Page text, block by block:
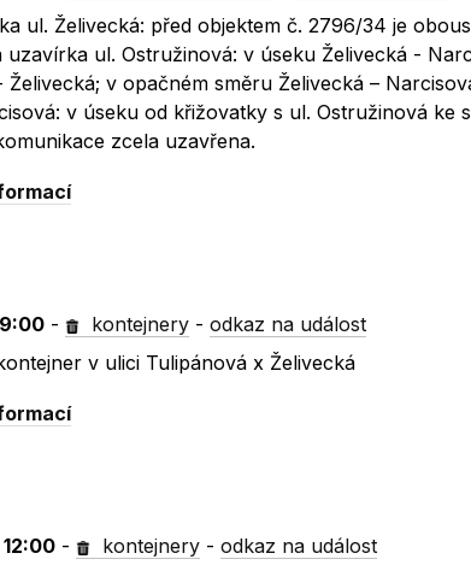
ul. Želivecká: před objektem č. 2796/34 je
uzavírka ul. Ostružinová: v úseku Želivecká -
Želivecká; v opačném směru Želivecká –
v úseku od křižovatky s ul. Ostružinová ke
zcela uzavřena.
- kontejnery -odkaz na událost
v ulici Tulipánová x Želivecká
- kontejnery -odkaz na událost